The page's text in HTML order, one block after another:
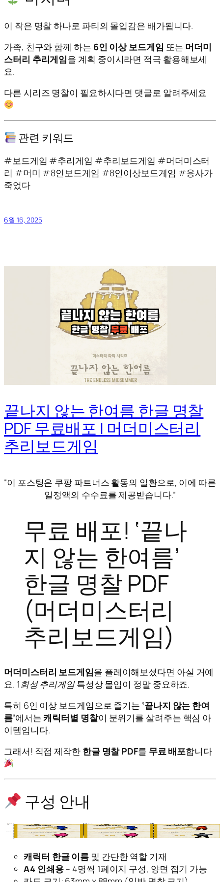
이 작은 명찰 하나로 파티의 몰입감은 배가됩니다.
가족, 친구와 함께 하는 6인 이상 보드게임 또는 머더미
스터리 추리게임을 계획 중이시라면 적극 활용해보세
요.
다른 시리즈 명찰이 필요하시다면 댓글로 알려주세요
관련 키워드
#보드게임 #추리게임 #추리보드게임 #머더미스터
리 #머미 #8인보드게임 #8인이상보드게임 #용사가
죽었다
6월 16, 2025
끝나지 않는 한여름 한글 명찰
PDF 무료배포 | 머더미스터리
추리보드게임
“이 포스팅은 쿠팡 파트너스 활동의 일환으로, 이에 따른
일정액의 수수료를 제공받습니다.”
무료 배포! ‘끝나
지 않는 한여름’
한글 명찰 PDF
(머더미스터리
추리보드게임)
머더미스터리 보드게임을 플레이해보셨다면 아실 거예
요. 1회성 추리게임특성상 몰입이 정말 중요하죠.
특히 6인 이상 보드게임으로 즐기는 ‘끝나지 않는 한여
름’에서는캐릭터별 명찰이 분위기를 살려주는 핵심 아
이템입니다.
그래서! 직접 제작한 한글 명찰 PDF를 무료 배포합니다
구성 안내
캐릭터 한글 이름 및 간단한 역할 기재
A4 인쇄용– 4명씩 1페이지 구성, 양면 접기 가능